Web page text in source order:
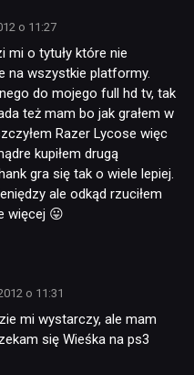
o 11:27
mi o tytuły które nie
na wszystkie platformy.
do mojego full hd tv, tak
też mam bo jak grałem w
Razer Lycose więc
kupiłem drugą
gra się tak o wiele lepiej.
ale odkąd rzuciłem
więcej 😛
o 11:31
mi wystarczy, ale mam
się Wieśka na ps3